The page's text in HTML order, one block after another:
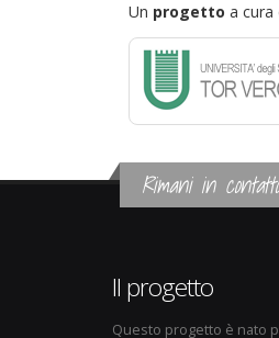
Un progetto a cura
Rimani in contatto
Il progetto
Questo progetto è nato